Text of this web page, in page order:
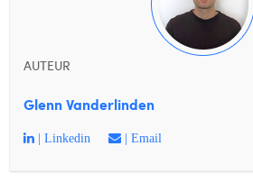
AUTEUR
Glenn Vanderlinden
| Linkedin | Email